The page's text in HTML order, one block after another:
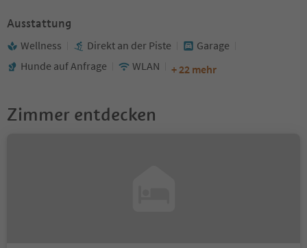
Ausstattung
Wellness Direkt an der Piste
Garage
Hunde auf Anfrage
WLAN + 22 mehr
Zimmer entdecken